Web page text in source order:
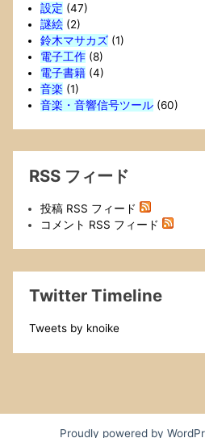
設定 (47)
謎絵(2)
鈴木マサカズ(1)
電子工作(8)
電子書籍(4)
音楽 (1)
音楽・音響信号ツール(60)
RSS フィード
投稿 RSS フィード
コメント RSS フィード
Twitter Timeline
Tweets by knoike
Proudly powered by